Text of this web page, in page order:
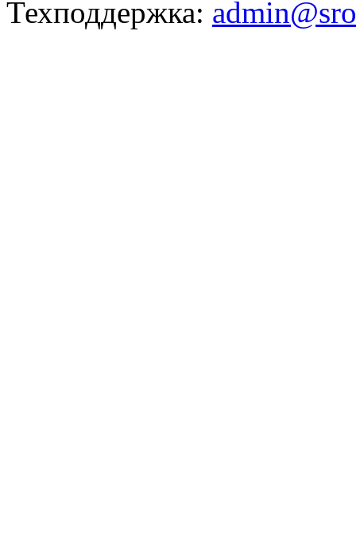
Техподдержка: